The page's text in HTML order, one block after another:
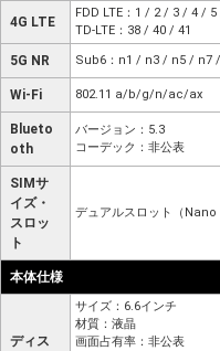
4G LTE
FDD LTE：1 / 2 / 3 / 4 /
TD-LTE：38 / 40 / 41
5G NR Sub6：n1 / n3 / n5 / n7
Wi-Fi 802.11 a/b/g/n/ac/ax
Blueto
oth
バージョン：5.3
コーデック：非公表
SIMサ
イズ・
スロッ
ト
デュアルスロット（Nano
本体仕様
ディス
サイズ：6.6インチ
材質：液晶
画面占有率：非公表